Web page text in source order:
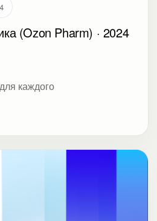
(Ozon Pharm) · 2024
каждого